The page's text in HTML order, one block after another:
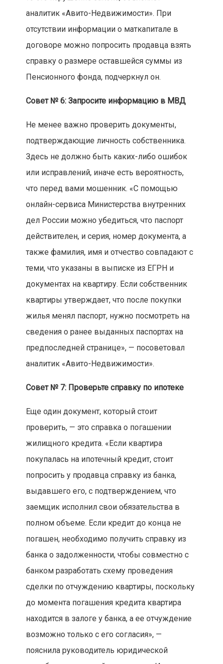
аналитик «Авито-Недвижимости». При
отсутствии информации о маткапитале в
договоре можно попросить продавца взять
справку о размере оставшейся суммы из
Пенсионного фонда, подчеркнул он.
Совет № 6: Запросите информацию в МВД
Не менее важно проверить документы,
подтверждающие личность собственника.
Здесь не должно быть каких-либо ошибок
или исправлений, иначе есть вероятность,
что перед вами мошенник. «С помощью
онлайн-сервиса Министерства внутренних
дел России можно убедиться, что паспорт
действителен, и серия, номер документа, а
также фамилия, имя и отчество совпадают с
теми, что указаны в выписке из ЕГРН и
документах на квартиру. Если собственник
квартиры утверждает, что после покупки
жилья менял паспорт, нужно посмотреть на
сведения о ранее выданных паспортах на
предпоследней странице», — посоветовал
аналитик «Авито-Недвижимости».
Совет № 7: Проверьте справку по ипотеке
Еще один документ, который стоит
проверить, — это справка о погашении
жилищного кредита. «Если квартира
покупалась на ипотечный кредит, стоит
попросить у продавца справку из банка,
выдавшего его, с подтверждением, что
заемщик исполнил свои обязательства в
полном объеме. Если кредит до конца не
погашен, необходимо получить справку из
банка о задолженности, чтобы совместно с
банком разработать схему проведения
сделки по отчуждению квартиры, поскольку
до момента погашения кредита квартира
находится в залоге у банка, а ее отчуждение
возможно только с его согласия», —
пояснила руководитель юридической